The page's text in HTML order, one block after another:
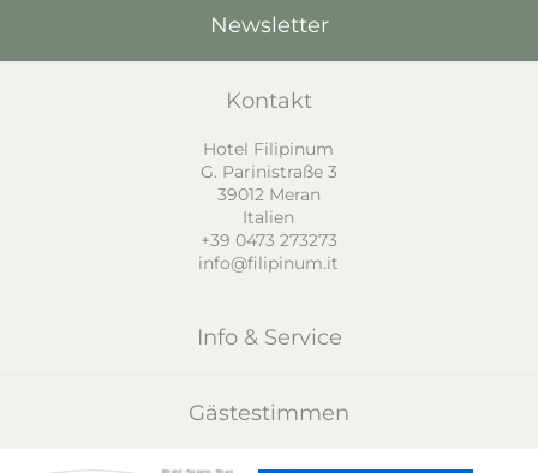
Newsletter
Kontakt
Hotel Filipinum
G. Parinistraße 3
39012 Meran
Italien
+39 0473 273273
info@filipinum.it
Info & Service
Gästestimmen